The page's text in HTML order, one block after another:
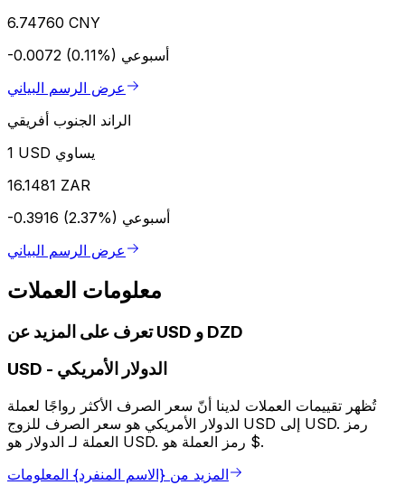
6.74760 CNY
-0.0072 (0.11%) أسبوعي
عرض الرسم البياني
الراند الجنوب أفريقي
1 USD يساوي
16.1481 ZAR
-0.3916 (2.37%) أسبوعي
عرض الرسم البياني
معلومات العملات
تعرف على المزيد عن USD و DZD
USD - الدولار الأمريكي
تُظهر تقييمات العملات لدينا أنّ سعر الصرف الأكثر رواجًا لعملة
الدولار الأمريكي هو سعر الصرف للزوج USD إلى USD. رمز
العملة لـ الدولار هو USD. رمز العملة هو $.
المزيد من {الاسم المنفرد} المعلومات